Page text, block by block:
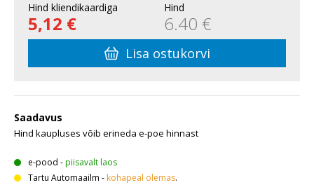
Hind kliendikaardiga
5,12 €
Hind
6.40 €
Lisa ostukorvi
Saadavus
Hind kaupluses võib erineda e-poe hinnast
e-pood -piisavalt laos
Tartu Automaailm - kohapeal olemas.